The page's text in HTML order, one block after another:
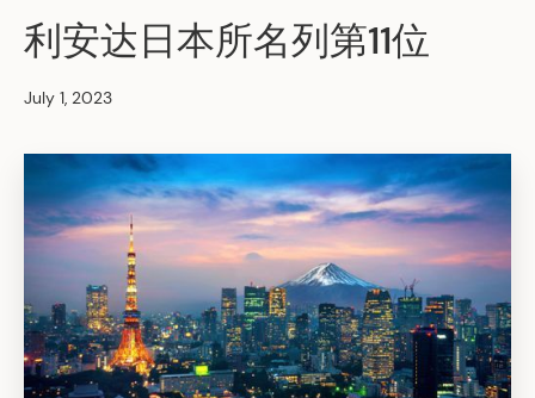
利安达日本所名列第11位
July 1, 2023